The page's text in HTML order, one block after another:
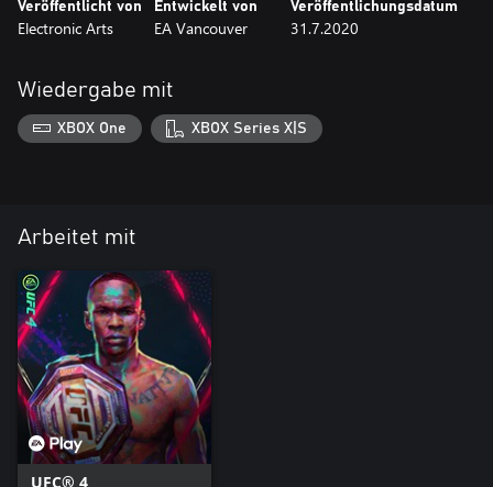
Veröffentlicht von
Electronic Arts
Entwickelt von
EA Vancouver
Veröffentlichungsdatum
31.7.2020
Wiedergabe mit
XBOX One XBOX Series X|S
Arbeitet mit
UFC® 4